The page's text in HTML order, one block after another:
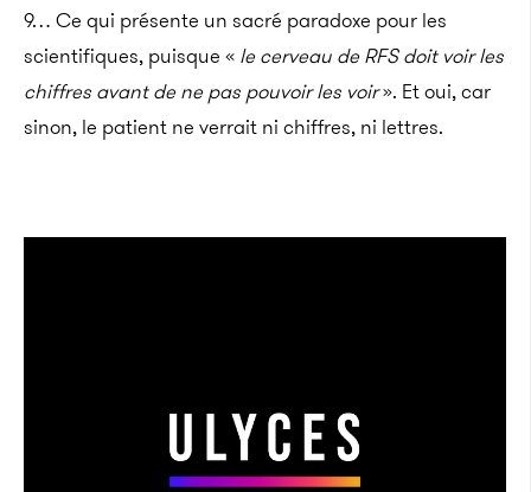
9… Ce qui présente un sacré paradoxe pour les
scientifiques, puisque « le cerveau de RFS doit voir les
chiffres avant de ne pas pouvoir les voir». Et oui, car
sinon, le patient ne verrait ni chiffres, ni lettres.